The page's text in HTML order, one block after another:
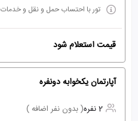
تور با احتساب حمل و نقل و خدمات
قیمت استعلام شود
آپارتمان یکخوابه دونفره
2 نفره
( بدون نفر اضافه )